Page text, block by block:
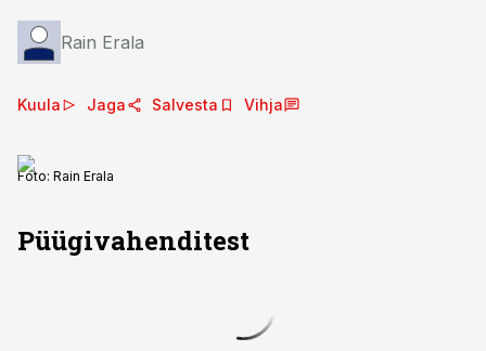
Rain Erala
Kuula Jaga Salvesta Vihja
Foto: Rain Erala
Püügivahenditest